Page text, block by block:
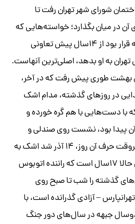
شورای شهر تهران رفت تا
در میان بگذارد؛ خواسته‌هایی که
پیگیری تحویل خانه‌ای که قرار بود از ۱۴‌سال پیش تعاونی
به او بدهد، اصلی‌ترین آنهاست.
بهشت طوری پیش رفت که در آخر،
در روزهای گذشته، مدام اشک
با دست‌هایی با هم گره خورده و
پیدا بود، نشست روی صندلی و
گفت که خسته است و هروقت حرف آن روز، ۱۴ آذر شد اشک به
چشمهایش دوید. فدایی حالا ۱۷‌سال است که راننده اتوبوس
گذشته را شب تا صبح روی
– آزادی گذرانده است، با
جبهه در سال‌های دور جنگ